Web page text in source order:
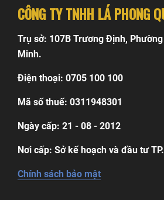
CÔNG TY TNHH LÁ PHONG
Trụ sở: 107B Trương Định,
Minh.
Điện thoại: 0705 100 100
Mã số thuế: 0311948301
Ngày cấp: 21 - 08 - 2012
Nơi cấp: Sở kế hoạch và đầu tư
Chính sách bảo mật